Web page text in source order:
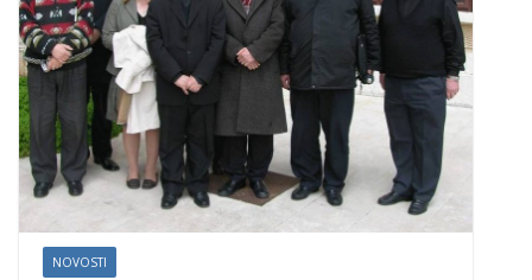
NOVOSTI